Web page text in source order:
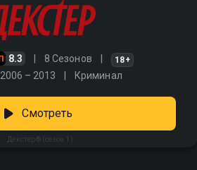
8.3 8 Сезонов 18+
2006 – 2013 Криминал
Декстер® (сезон 1)
Смотреть